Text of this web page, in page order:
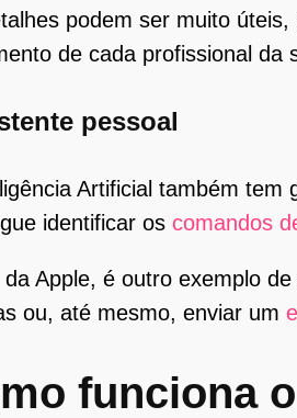
podem ser muito
de cada profissional da
pessoal
Artificial também tem
identificar os comandos
da Apple, é outro exemplo
ou, até mesmo, enviar um
funciona